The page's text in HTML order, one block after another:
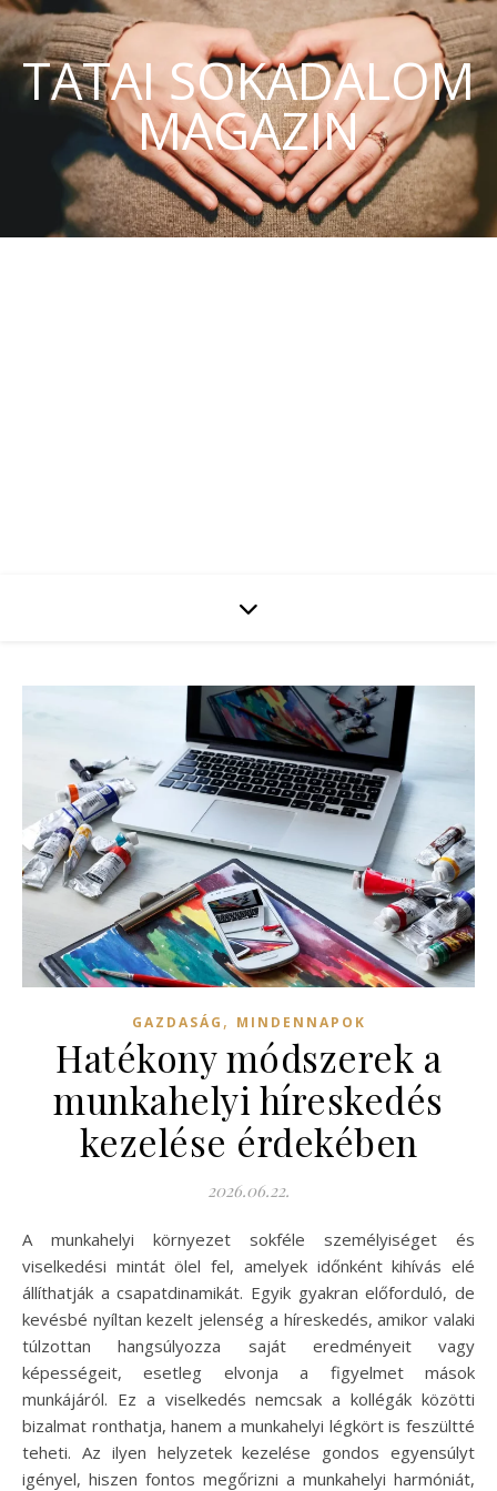
TATAI SOKADALOM
MAGAZIN
GAZDASÁG , MINDENNAPOK
Hatékony módszerek a
munkahelyi híreskedés
kezelése érdekében
2026.06.22.
A munkahelyi környezet sokféle személyiséget és
viselkedési mintát ölel fel, amelyek időnként kihívás elé
állíthatják a csapatdinamikát. Egyik gyakran előforduló, de
kevésbé nyíltan kezelt jelenség a híreskedés, amikor valaki
túlzottan hangsúlyozza saját eredményeit vagy
képességeit, esetleg elvonja a figyelmet mások
munkájáról. Ez a viselkedés nemcsak a kollégák közötti
bizalmat ronthatja, hanem a munkahelyi légkört is feszültté
teheti. Az ilyen helyzetek kezelése gondos egyensúlyt
igényel, hiszen fontos megőrizni a munkahelyi harmóniát,